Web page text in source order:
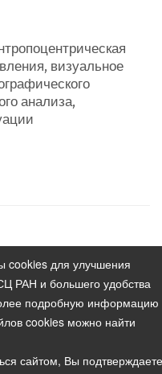
визуальное
анализа,
instituta sotziologii.
персональных данных
для улучшения
РАН и большего удобства
подробную информацию
cookies можно найти
сайтом, Вы